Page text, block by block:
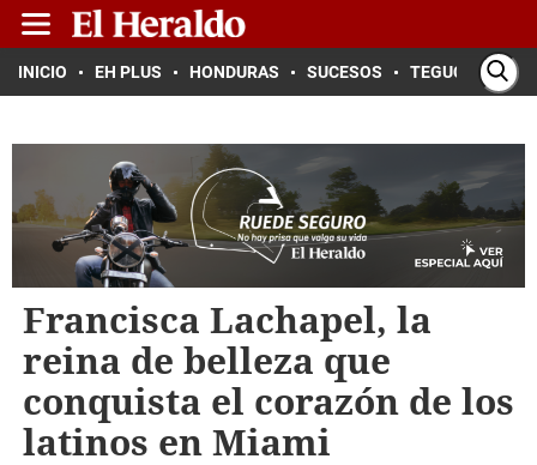
INICIO EH PLUS HONDURAS SUCESOS TEGUCIGALPA
Francisca Lachapel, la
reina de belleza que
conquista el corazón de los
latinos en Miami